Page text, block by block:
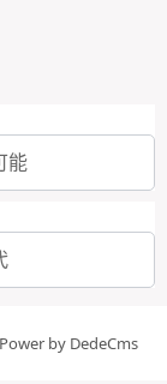
能
Power by DedeCms